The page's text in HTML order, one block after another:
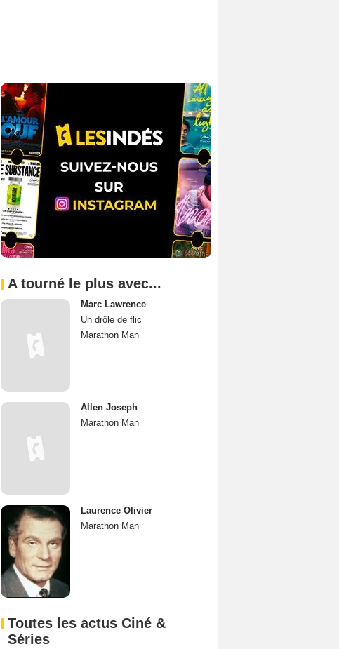
A tourné le plus avec...
Marc Lawrence
Un drôle de flic
Marathon Man
Allen Joseph
Marathon Man
Laurence Olivier
Marathon Man
Toutes les actus Ciné &
Séries